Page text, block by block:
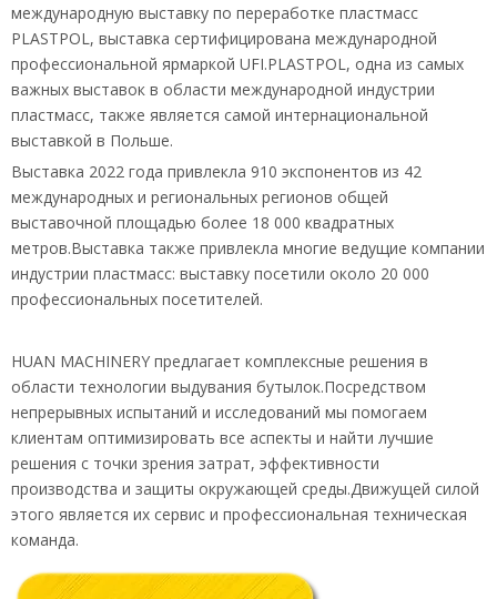
международную выставку по переработке пластмасс
PLASTPOL, выставка сертифицирована международной
профессиональной ярмаркой UFI.PLASTPOL, одна из самых
важных выставок в области международной индустрии
пластмасс, также является самой интернациональной
выставкой в ​​Польше.
Выставка 2022 года привлекла 910 экспонентов из 42
международных и региональных регионов общей
выставочной площадью более 18 000 квадратных
метров.Выставка также привлекла многие ведущие компании
индустрии пластмасс: выставку посетили около 20 000
профессиональных посетителей.
HUAN MACHINERY предлагает комплексные решения в
области технологии выдувания бутылок.Посредством
непрерывных испытаний и исследований мы помогаем
клиентам оптимизировать все аспекты и найти лучшие
решения с точки зрения затрат, эффективности
производства и защиты окружающей среды.Движущей силой
этого является их сервис и профессиональная техническая
команда.